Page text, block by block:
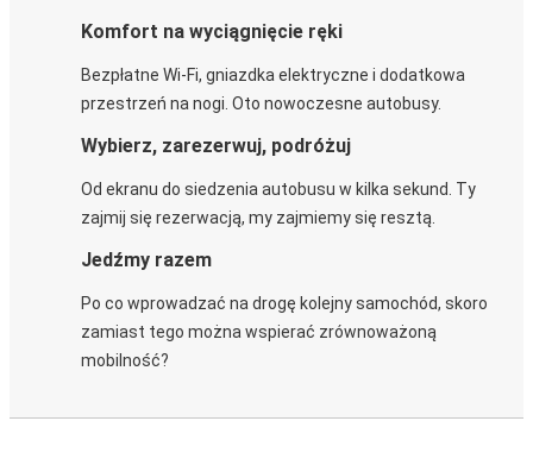
Komfort na wyciągnięcie ręki
Bezpłatne Wi-Fi, gniazdka elektryczne i dodatkowa
przestrzeń na nogi. Oto nowoczesne autobusy.
Wybierz, zarezerwuj, podróżuj
Od ekranu do siedzenia autobusu w kilka sekund. Ty
zajmij się rezerwacją, my zajmiemy się resztą.
Jedźmy razem
Po co wprowadzać na drogę kolejny samochód, skoro
zamiast tego można wspierać zrównoważoną
mobilność?